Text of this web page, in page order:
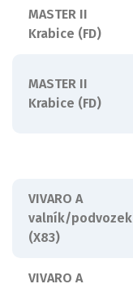
MASTER II
Krabice (FD)
MASTER II
Krabice (FD)
VIVARO A
valník/podvozek
(X83)
VIVARO A